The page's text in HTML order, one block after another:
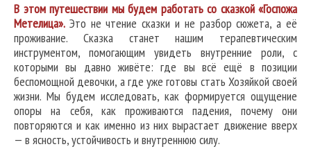
В этом путешествии мы будем работать со сказкой «Госпожа
Метелица». Это не чтение сказки и не разбор сюжета, а её
проживание. Сказка станет нашим терапевтическим
инструментом, помогающим увидеть внутренние роли, с
которыми вы давно живёте: где вы всё ещё в позиции
беспомощной девочки, а где уже готовы стать Хозяйкой своей
жизни. Мы будем исследовать, как формируется ощущение
опоры на себя, как проживаются падения, почему они
повторяются и как именно из них вырастает движение вверх
— в ясность, устойчивость и внутреннюю силу.